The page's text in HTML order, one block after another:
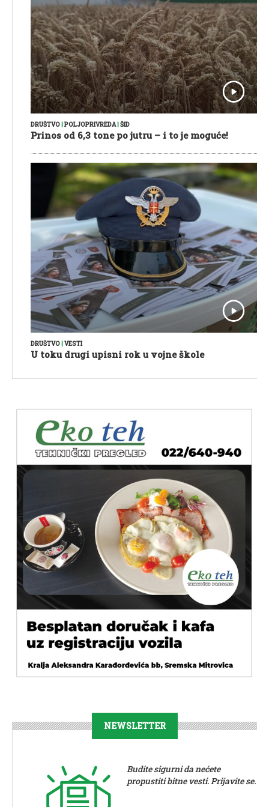
DRUŠTVO POLJOPRIVREDA| ŠID
Prinos od 6,3 tone po jutru – i to je moguće!
DRUŠTVO VESTI
U toku drugi upisni rok u vojne škole
NEWSLETTER
Budite sigurni da nećete
propustiti bitne vesti. Prijavite se.